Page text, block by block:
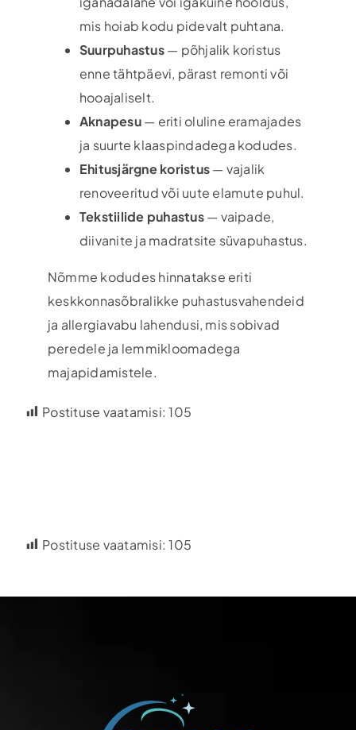
mis hoiab kodu pidevalt puhtana.
Suurpuhastus— põhjalik koristus
enne tähtpäevi, pärast remonti või
hooajaliselt.
Aknapesu— eriti oluline eramajades
ja suurte klaaspindadega kodudes.
Ehitusjärgne koristus— vajalik
renoveeritud või uute elamute puhul.
Tekstiilide puhastus— vaipade,
diivanite ja madratsite süvapuhastus.
Nõmme kodudes hinnatakse eriti
keskkonnasõbralikke puhastusvahendeid
ja allergiavabu lahendusi, mis sobivad
peredele ja lemmikloomadega
majapidamistele.
Postituse vaatamisi: 105
Postituse vaatamisi: 105